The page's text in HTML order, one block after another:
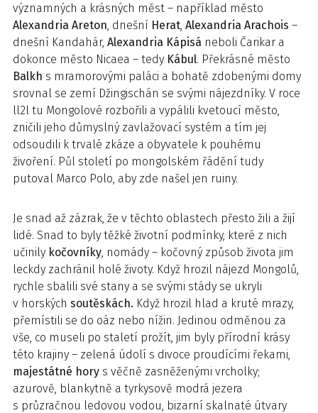
významných a krásných měst – například město
Alexandria Areton, dnešní Herat, Alexandria Arachois –
dnešní Kandahár, Alexandria Kápisá neboli Čarikar a
dokonce město Nicaea – tedy Kábul. Překrásné město
Balkh s mramorovými paláci a bohatě zdobenými domy
srovnal se zemí Džingischán se svými nájezdníky. V roce
ll2l tu Mongolové rozbořili a vypálili kvetoucí město,
zničili jeho důmyslný zavlažovací systém a tím jej
odsoudili k trvalé zkáze a obyvatele k pouhému
živoření. Půl století po mongolském řádění tudy
putoval Marco Polo, aby zde našel jen ruiny.
Je snad až zázrak, že v těchto oblastech přesto žili a žijí
lidé. Snad to byly těžké životní podmínky, které z nich
učinily kočovníky, nomády – kočovný způsob života jim
leckdy zachránil holé životy. Když hrozil nájezd Mongolů,
rychle sbalili své stany a se svými stády se ukryli
v horských soutěskách. Když hrozil hlad a kruté mrazy,
přemístili se do oáz nebo nížin. Jedinou odměnou za
vše, co museli po staletí prožít, jim byly přírodní krásy
této krajiny – zelená údolí s divoce proudícími řekami,
majestátné hory s věčně zasněženými vrcholky;
azurově, blankytně a tyrkysově modrá jezera
s průzračnou ledovou vodou, bizarní skalnaté útvary